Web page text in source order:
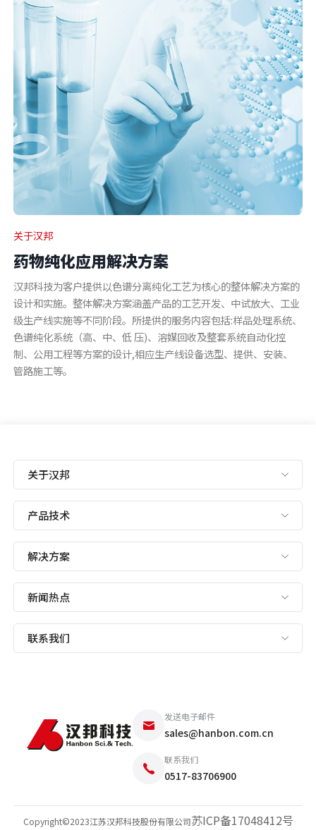
关于汉邦
药物纯化应用解决方案
汉邦科技为客户提供以色谱分离纯化工艺为核心的整体解决方案的
设计和实施。整体解决方案涵盖产品的工艺开发、中试放大、工业
级生产线实施等不同阶段。所提供的服务内容包括:样品处理系统、
色谱纯化系统（高、中、低 压)、溶媒回收及整套系统自动化控
制、公用工程等方案的设计,相应生产线设备选型、提供、安装、
管路施工等。
关于汉邦
产品技术
解决方案
新闻热点
联系我们
发送电子邮件
sales@hanbon.com.cn
联系我们
0517-83706900
Copyright©2023江苏汉邦科技股份有限公司苏ICP备17048412号